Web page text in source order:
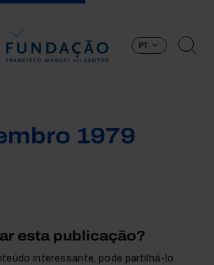
PT
1979
esta publicação?
interessante, pode partilhá-lo